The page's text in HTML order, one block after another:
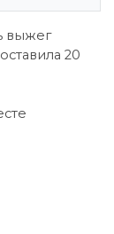
выжег
20